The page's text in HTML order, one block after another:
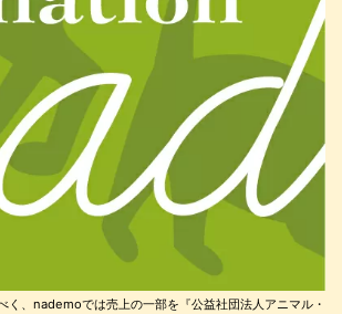
く、nademoでは売上の一部を『公益社団法人アニマル・